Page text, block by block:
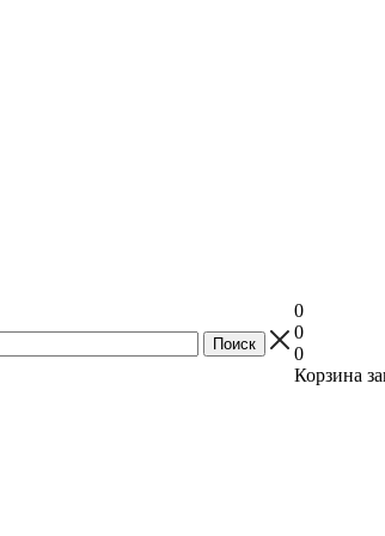
0
0
0
Корзина